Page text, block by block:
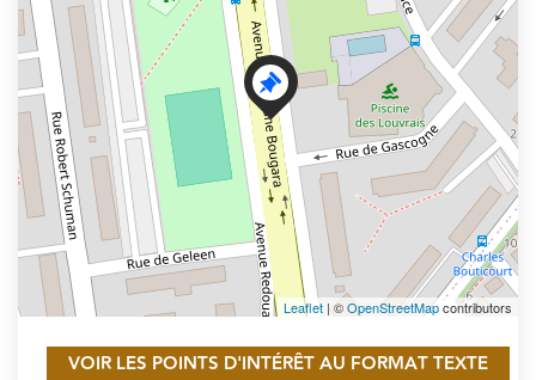
Leaflet | ©OpenStreetMapcontributors
VOIR LES POINTS D'INTÉRÊT AU FORMAT TEXTE